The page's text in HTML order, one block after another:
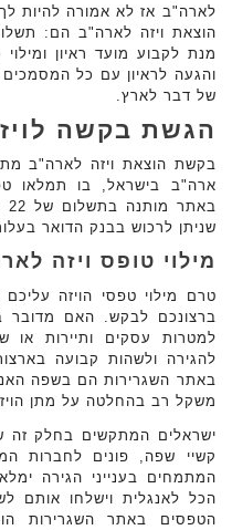
לארה"ב אז לא אמורה להיות
הוצאת ויזה לארה"ב הם:
מנת לקבוע מועד ראיון
והגעה לראיון עם כל המסמכים
של דבר לארץ.
הגשת בקשה
בקשת הוצאת ויזה לארה"ב
ארה"ב בישראל, בו תמלאו
שניתן לרכוש בבנק הדואר בעלות של
מילוי טופס ויזה
טרם מילוי טפסי הויזה
ברצונכם לבקש. האם מדובר
למטרות עסקים ותיירות או
באתר השגרירות הם בשפה
משקל רב בהחלטה על מתן
ישראלים המתקשים בחלק זה
קשיי שפה, פונים לחברות
המתמחים בענייני הגירה
הכל לאנגלית וישלחו אותם
הטפסים באתר השגרירות